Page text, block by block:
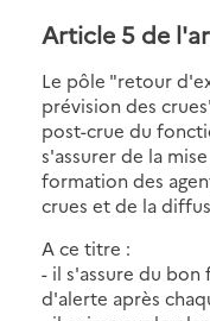
Article 5 de
Le pôle "retour
prévision des
post-crue du
s'assurer de la
formation des
crues et de la
A ce titre :
- il s'assure du
d'alerte après